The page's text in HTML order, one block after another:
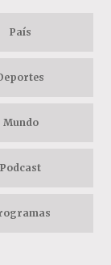
País
Mundo
Podcast